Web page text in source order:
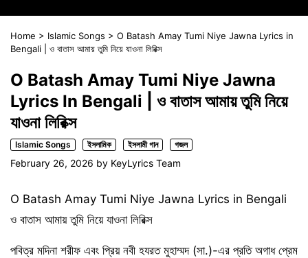
Home > Islamic Songs > O Batash Amay Tumi Niye Jawna Lyrics in
Bengali | ও বাতাস আমায় তুমি নিয়ে যাওনা লিরিক্স
O Batash Amay Tumi Niye Jawna
Lyrics In Bengali | ও বাতাস আমায় তুমি নিয়ে
যাওনা লিরিক্স
Islamic Songs ইসলামিক ইসলামী গান গজল
February 26, 2026 by KeyLyrics Team
O Batash Amay Tumi Niye Jawna Lyrics in Bengali
ও বাতাস আমায় তুমি নিয়ে যাওনা লিরিক্স
পবিত্র মদিনা শরীফ এবং প্রিয় নবী হযরত মুহাম্মদ (সা.)-এর প্রতি অগাধ প্রেম